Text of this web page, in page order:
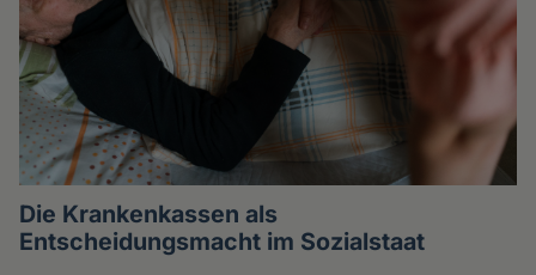
Die Krankenkassen als
Entscheidungsmacht im Sozialstaat